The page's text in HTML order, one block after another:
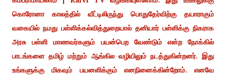
கொரோனா காலத்தில் வீட்டிலிருந்து பொதுதேர்விற்கு தயாராகும்
வகையில் நமது பள்ளிக்கல்வித்துறையால் தனியார் பள்ளிக்கு நிகராக
அரசு பள்ளி மாணவர்களும் பயன்பெற வேண்டும் என்ற நோக்கில்
பாடங்களை தமிழ் மற்றும் ஆங்கில வழியிலும் நடத்துகின்றனர். இது
உங்களுக்கு மிகவும் பயனளிக்கும் எனநினைக்கின்றோம். எனவே